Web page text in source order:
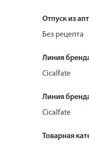
Отпуск из
Без рецепта
Линия
Cicalfate
Линия
Cicalfate
Товарная